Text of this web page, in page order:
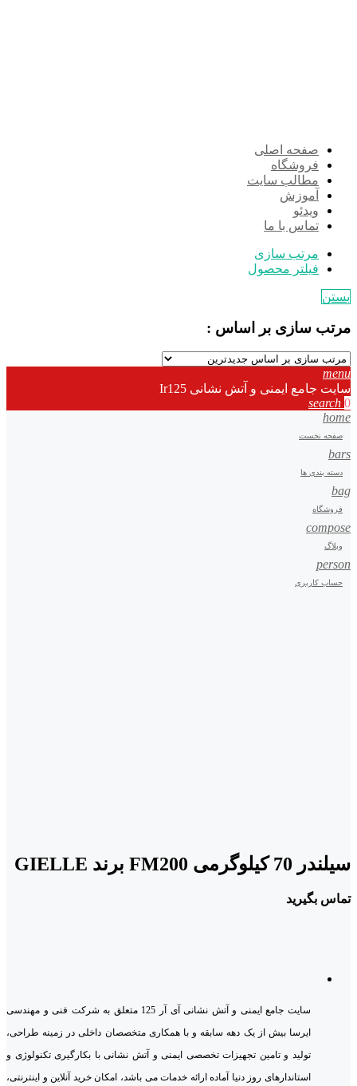
صفحه اصلی
فروشگاه
مطالب سایت
آموزش
ویدئو
تماس با ما
مرتب سازی
فیلتر محصول
بستن
مرتب سازی بر اساس :
menu
سایت جامع ایمنی و آتش نشانی Ir125
search 0
home
صفحه نخست
bars
دسته بندی ها
bag
فروشگاه
compose
وبلاگ
person
حساب کاربری
سیلندر 70 کیلوگرمی FM200 برند GIELLE
تماس بگیرید
سایت جامع ایمنی و آتش نشانی آی آر 125 متعلق به شرکت فنی و مهندسی
ایرسا بیش از یک دهه سابقه و با همکاری متخصصان داخلی در زمینه طراحی،
تولید و تامین تجهیزات تخصصی ایمنی و آتش نشانی با بکارگیری تکنولوژی و
استاندارهای روز دنیا آماده ارائه خدمات می باشد، امکان خرید آنلاین و اینترنتی،